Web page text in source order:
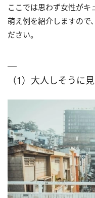
ここでは思わず女性が
萌え例を紹介しますので
ださい。
（1）大人しそうに